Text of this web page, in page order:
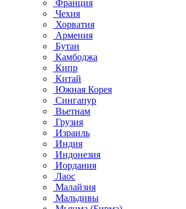
Франция
Чехия
Хорватия
Армения
Бутан
Камбоджа
Кипр
Китай
Южная Корея
Сингапур
Вьетнам
Грузия
Израиль
Индия
Индонезия
Иордания
Лаос
Малайзия
Мальдивы